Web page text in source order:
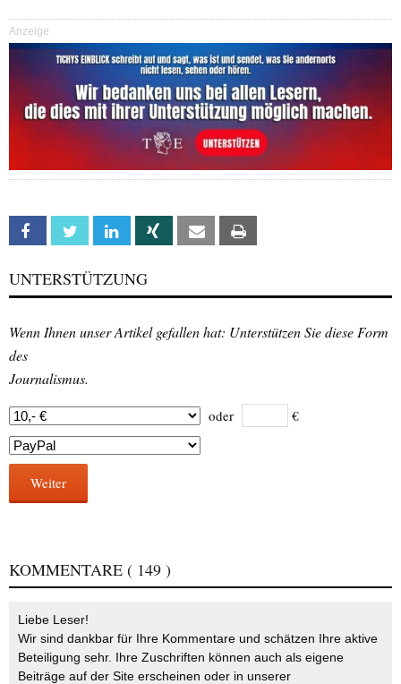
Anzeige
Facebook Twitter Linkedin Xing Email
UNTERSTÜTZUNG
Wenn Ihnen unser Artikel gefallen hat: Unterstützen Sie diese Form
des
Journalismus.
oder €
Weiter
KOMMENTARE ( 149 )
Liebe Leser!
Wir sind dankbar für Ihre Kommentare und schätzen Ihre aktive
Beteiligung sehr. Ihre Zuschriften können auch als eigene
Beiträge auf der Site erscheinen oder in unserer